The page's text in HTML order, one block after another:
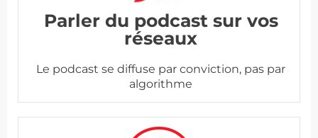
Parler du podcast sur vos
réseaux
Le podcast se diffuse par conviction, pas par
algorithme